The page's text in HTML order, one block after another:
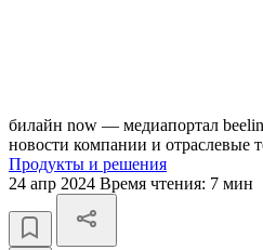
билайн now — медиапортал
новости компании и отраслевые
Продукты и решения
24 апр 2024 Время чтения: 7 мин